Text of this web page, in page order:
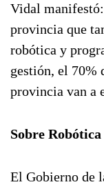
Vidal
provincia que
robótica y
gestión, el 70%
provincia van a
Sobre
El Gobierno de